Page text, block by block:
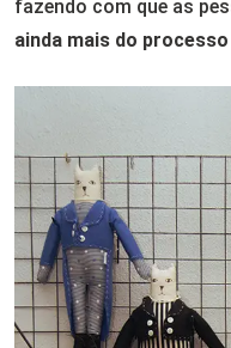
fazendo com que as
ainda mais do